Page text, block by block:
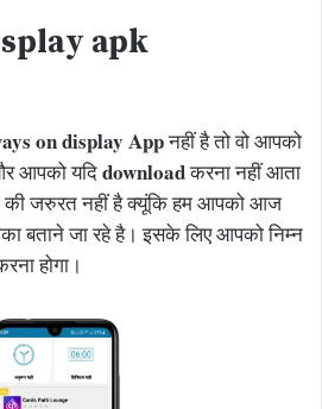
apk
on display Appनहीं है तो वो आपको
आपको यदिdownloadकरना नहीं आता
की जरुरत नहीं है क्यूंकि हम आपको आज
बताने जा रहे है। इसके लिए आपको निम्न
होगा।